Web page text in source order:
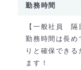
勤務時間
【一般社員 隔
勤務時間は長め
りと確保でき
ます！